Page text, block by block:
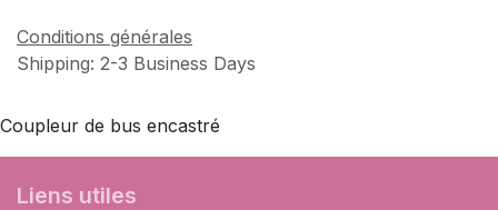
Conditions générales
Shipping: 2-3 Business Days
Coupleur de bus encastré
Liens utiles